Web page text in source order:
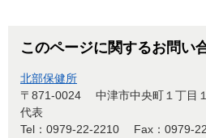
このページに関するお問い
北部保健所
〒871-0024
中津市中央町１丁目
代表
Tel：0979-22-2210
Fax：0979-